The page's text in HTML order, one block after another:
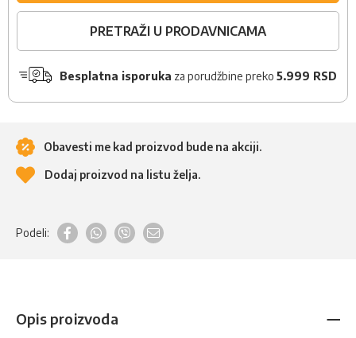
PRETRAŽI U PRODAVNICAMA
Besplatna isporuka za porudžbine preko 5.999 RSD
Obavesti me kad proizvod bude na akciji.
Dodaj proizvod na listu želja.
Podeli:
Opis proizvoda